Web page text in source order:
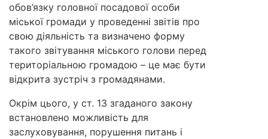
обов’язку головної посадової особи
міської громади у проведенні звітів про
свою діяльність та визначено форму
такого звітування міського голови перед
територіальною громадою – це має бути
відкрита зустріч з громадянами.
Окрім цього, у ст. 13 згаданого закону
встановлено можливість для
заслуховування, порушення питань і